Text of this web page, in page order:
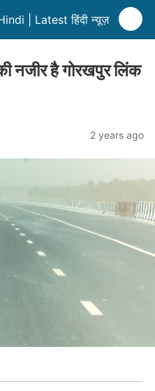
| Latest हिंदी न्यूज़
नजीर है गोरखपुर लिंक
2 years ago